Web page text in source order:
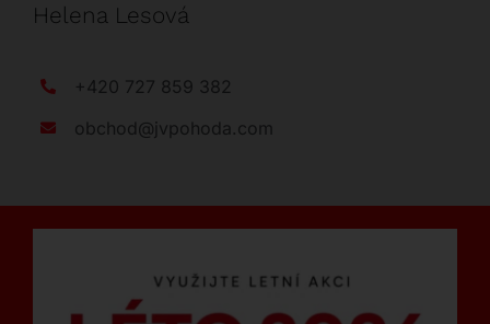
Helena Lesová
+420 727 859 382
obchod@jvpohoda.com